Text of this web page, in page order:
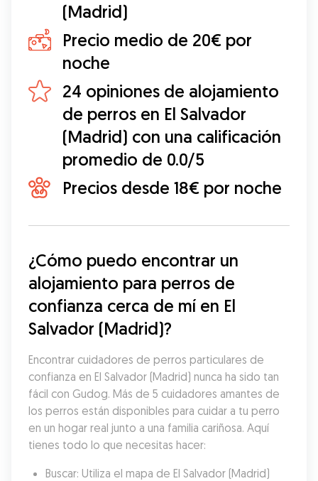
(Madrid)
Precio medio de 20€ por
noche
24 opiniones de alojamiento
de perros en El Salvador
(Madrid) con una calificación
promedio de 0.0/5
Precios desde 18€ por noche
¿Cómo puedo encontrar un
alojamiento para perros de
confianza cerca de mí en El
Salvador (Madrid)?
Encontrar cuidadores de perros particulares de
confianza en El Salvador (Madrid) nunca ha sido tan
fácil con Gudog. Más de 5 cuidadores amantes de
los perros están disponibles para cuidar a tu perro
en un hogar real junto a una familia cariñosa. Aquí
tienes todo lo que necesitas hacer:
Buscar: Utiliza el mapa de El Salvador (Madrid)